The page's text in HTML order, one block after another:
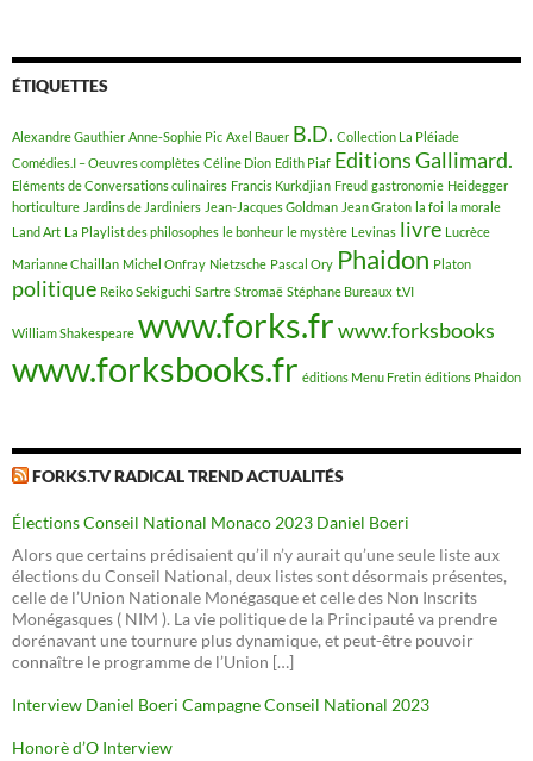
ÉTIQUETTES
Alexandre Gauthier Anne-Sophie Pic Axel Bauer B.D. Collection La Pléiade
Comédies.I – Oeuvres complètes Céline Dion Edith Piaf Editions Gallimard.
Eléments de Conversations culinaires Francis Kurkdjian Freud gastronomie Heidegger
horticulture Jardins de Jardiniers Jean-Jacques Goldman Jean Graton la foi la morale
Land Art La Playlist des philosophes le bonheur le mystère Levinas livre Lucrèce
Marianne Chaillan Michel Onfray Nietzsche Pascal Ory Phaidon Platon
politique Reiko Sekiguchi Sartre Stromaë Stéphane Bureaux t.VI
William Shakespeare www.forks.frwww.forksbooks
www.forksbooks.fr éditions Menu Fretin éditions Phaidon
FORKS.TV RADICAL TREND ACTUALITÉS
Élections Conseil National Monaco 2023 Daniel Boeri
Alors que certains prédisaient qu’il n’y aurait qu’une seule liste aux
élections du Conseil National, deux listes sont désormais présentes,
celle de l’Union Nationale Monégasque et celle des Non Inscrits
Monégasques ( NIM ). La vie politique de la Principauté va prendre
dorénavant une tournure plus dynamique, et peut-être pouvoir
connaître le programme de l’Union […]
Interview Daniel Boeri Campagne Conseil National 2023
Honorè d’O Interview